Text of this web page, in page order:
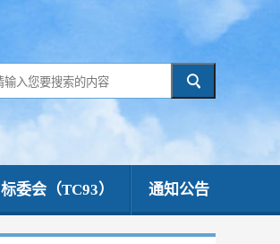
标委会（TC93） 通知公告